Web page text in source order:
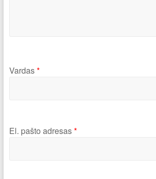
Vardas*
El. pašto adresas*